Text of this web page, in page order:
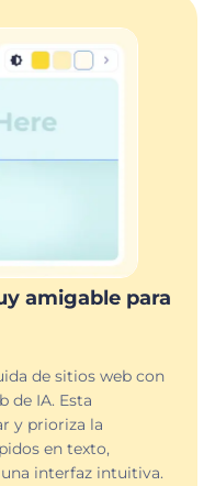
amigable para
de sitios web con
de IA. Esta
y prioriza la
en texto,
interfaz intuitiva.